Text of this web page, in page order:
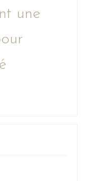
une